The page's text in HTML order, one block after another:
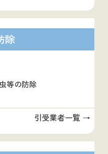
除
等の防除
引受業者一覧 →